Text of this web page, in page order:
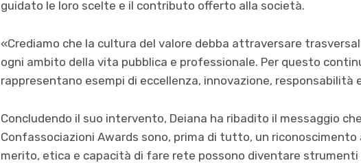
guidato le loro scelte e il contributo offerto alla società.
«Crediamo che la cultura del valore debba attraversare
ogni ambito della vita pubblica e professionale. Per questo
rappresentano esempi di eccellenza, innovazione, responsabilità
Concludendo il suo intervento, Deiana ha ribadito il messaggio
Confassociazioni Awards sono, prima di tutto, un
merito, etica e capacità di fare rete possono diventare